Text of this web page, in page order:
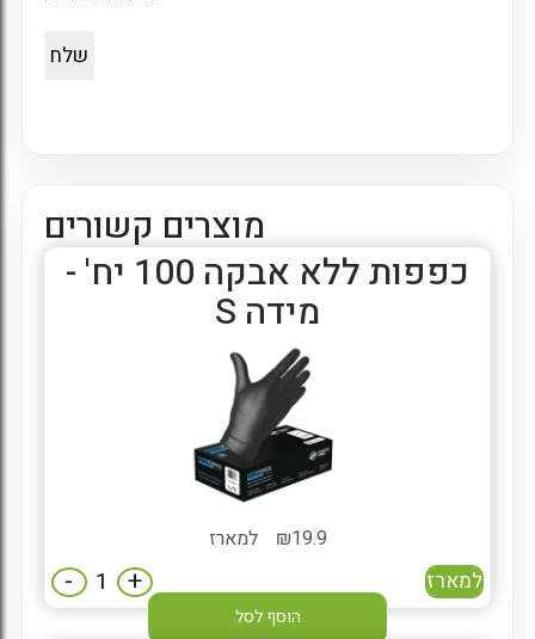
מוצרים קשורים
כפפות ללא אבקה 100 יח' -
מידה S
19.9
₪ למארז
למארז +
-
הוסף לסל